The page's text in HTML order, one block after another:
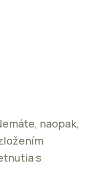
naopak,
s